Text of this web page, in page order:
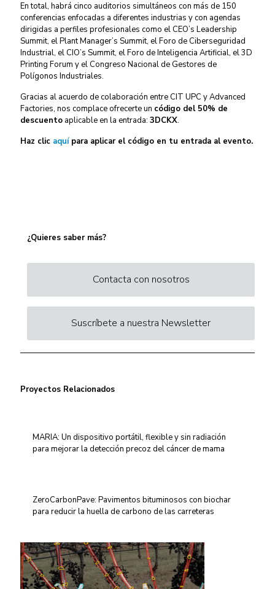
En total, habrá cinco auditorios simultáneos con más de 150
conferencias enfocadas a diferentes industrias y con agendas
dirigidas a perfiles profesionales como el CEO’s Leadership
Summit, elPlant Manager’s Summit, el Foro de Ciberseguridad
Industrial, el CIO’s Summit, el Foro deInteligencia Artificial, el 3D
Printing Forum y el Congreso Nacional de Gestores de
Polígonos Industriales.
Gracias al acuerdo de colaboración entre CIT UPC y Advanced
Factories, nos complace ofrecerte un código del 50% de
descuento aplicable en la entrada: 3DCKX.
Haz clic aquípara aplicar el código en tu entrada al evento.
¿Quieres saber más?
Contacta con nosotros
Suscríbete a nuestra Newsletter
Proyectos Relacionados
MARIA: Un dispositivo portátil, flexible y sin radiación
para mejorar la detección precoz del cáncer de mama
ZeroCarbonPave: Pavimentos bituminosos con biochar
para reducir la huella de carbono de las carreteras